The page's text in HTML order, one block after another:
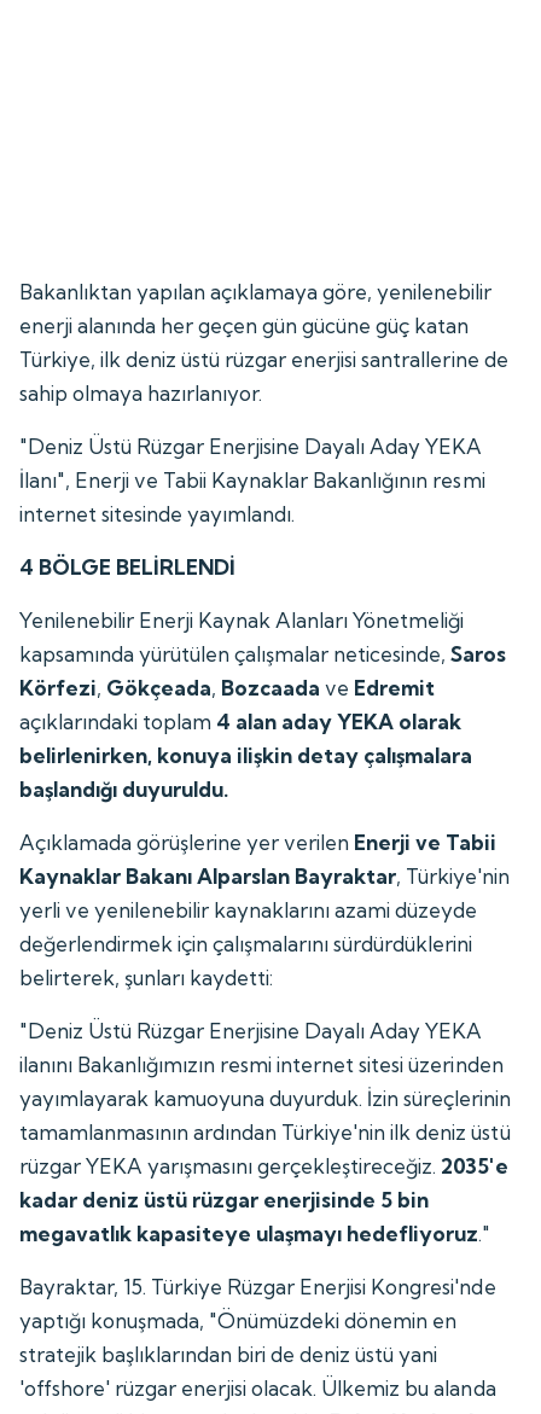
Bakanlıktan yapılan açıklamaya göre, yenilenebilir
enerji alanında her geçen gün gücüne güç katan
Türkiye, ilk deniz üstü rüzgar enerjisi santrallerine de
sahip olmaya hazırlanıyor.
"Deniz Üstü Rüzgar Enerjisine Dayalı Aday YEKA
İlanı", Enerji ve Tabii Kaynaklar Bakanlığının resmi
internet sitesinde yayımlandı.
4 BÖLGE BELİRLENDİ
Yenilenebilir Enerji Kaynak Alanları Yönetmeliği
kapsamında yürütülen çalışmalar neticesinde,Saros
Körfezi, Gökçeada, Bozcaadave Edremit
açıklarındaki toplam 4 alan aday YEKA olarak
belirlenirken, konuya ilişkin detay çalışmalara
başlandığı duyuruldu.
Açıklamada görüşlerine yer verilen Enerji ve Tabii
Kaynaklar Bakanı Alparslan Bayraktar, Türkiye'nin
yerli ve yenilenebilir kaynaklarını azami düzeyde
değerlendirmek için çalışmalarını sürdürdüklerini
belirterek, şunları kaydetti:
"Deniz Üstü Rüzgar Enerjisine Dayalı Aday YEKA
ilanını Bakanlığımızın resmi internet sitesi üzerinden
yayımlayarak kamuoyuna duyurduk. İzin süreçlerinin
tamamlanmasının ardından Türkiye'nin ilk deniz üstü
rüzgar YEKA yarışmasını gerçekleştireceğiz. 2035'e
kadar deniz üstü rüzgar enerjisinde 5 bin
megavatlık kapasiteye ulaşmayı hedefliyoruz."
Bayraktar, 15. Türkiye Rüzgar Enerjisi Kongresi'nde
yaptığı konuşmada, "Önümüzdeki dönemin en
stratejik başlıklarından biri de deniz üstü yani
'offshore' rüzgar enerjisi olacak. Ülkemiz bu alanda